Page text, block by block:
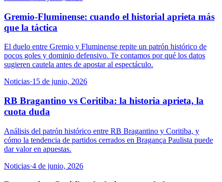
Gremio-Fluminense: cuando el historial aprieta más
que la táctica
El duelo entre Gremio y Fluminense repite un patrón histórico de
pocos goles y dominio defensivo. Te contamos por qué los datos
sugieren cautela antes de apostar al espectáculo.
Noticias·15 de junio, 2026
RB Bragantino vs Coritiba: la historia aprieta, la
cuota duda
Análisis del patrón histórico entre RB Bragantino y Coritiba, y
cómo la tendencia de partidos cerrados en Bragança Paulista puede
dar valor en apuestas.
Noticias·4 de junio, 2026